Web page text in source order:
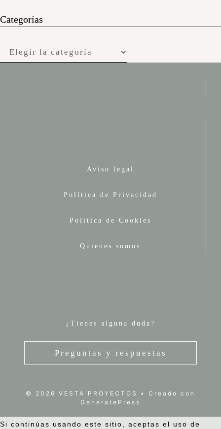
Categorías
Categorías
Aviso legal
Política de Privacidad
Política de Cookies
Quienes somos
¿Tienes alguna duda?
Preguntas y respuestas
© 2026 VESTA PROYECTOS
• Creado con
GeneratePress
Si continúas usando este sitio, aceptas el uso de